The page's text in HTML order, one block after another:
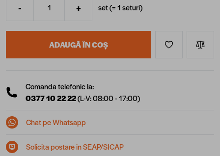
Cantitate
- + set (=1seturi)
ADAUGĂ ÎN COȘ
Comanda telefonic la:
0377 10 22 22(L-V: 08:00 - 17:00)
Chat pe Whatsapp
Solicita postare in SEAP/SICAP